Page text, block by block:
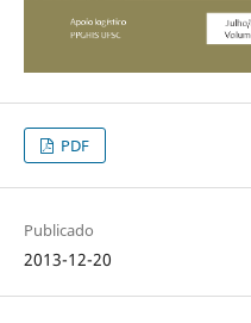
PDF
Publicado
2013-12-20